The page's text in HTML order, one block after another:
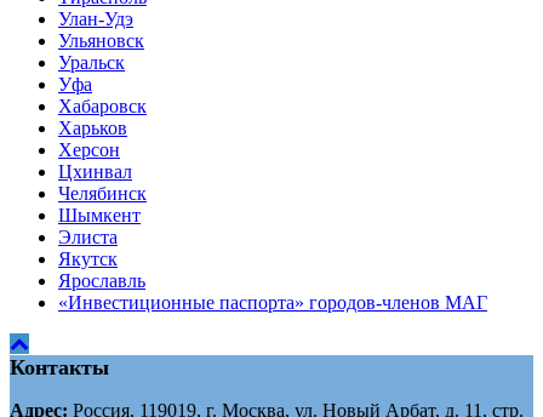
Улан-Удэ
Ульяновск
Уральск
Уфа
Хабаровск
Харьков
Херсон
Цхинвал
Челябинск
Шымкент
Элиста
Якутск
Ярославль
«Инвестиционные паспорта» городов-членов МАГ
Контакты
Адрес: Россия, 119019, г. Москва, ул. Новый Арбат, д. 11, стр.